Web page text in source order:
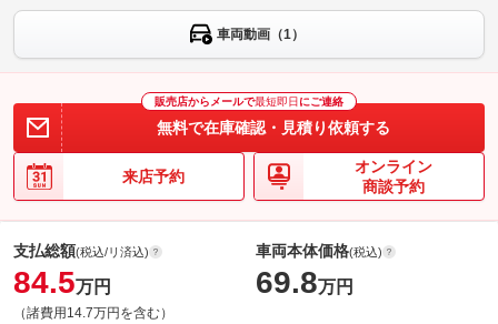
車両動画（1）
販売店からメールで最短即日 にご連絡
無料で在庫確認・見積り依頼する
来店予約
オンライン
商談予約
支払総額(税込/リ済込)
84.5万円
（諸費用14.7万円を含む）
車両本体価格(税込)
69.8万円